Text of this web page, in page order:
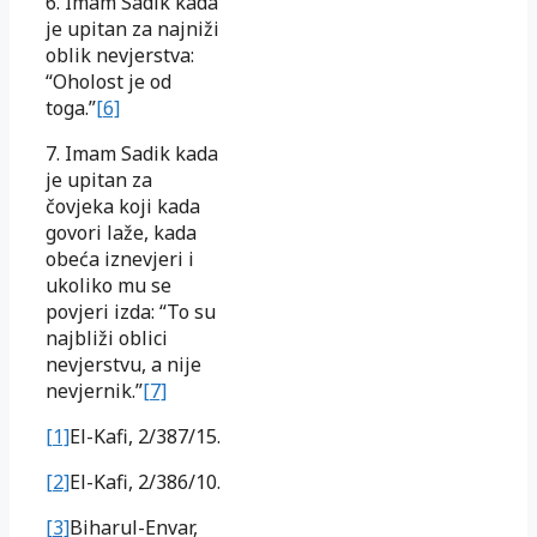
je upitan za najniži
oblik nevjerstva:
“Oholost je od
toga.”[6]
7. Imam Sadik kada
je upitan za
čovjeka koji kada
govori laže, kada
obeća iznevjeri i
ukoliko mu se
povjeri izda: “To su
najbliži oblici
nevjerstvu, a nije
nevjernik.”[7]
[1]El-Kafi, 2/387/15.
[2]El-Kafi, 2/386/10.
[3]Biharul-Envar,